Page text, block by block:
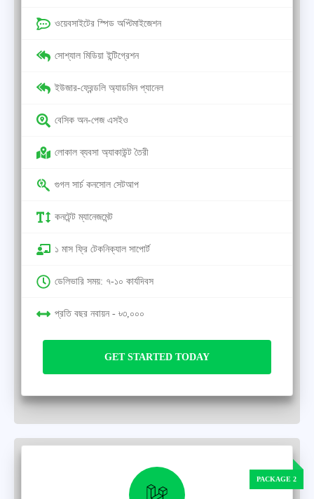
ওয়েবসাইটের স্পিড অপ্টিমাইজেশন
সোশ্যাল মিডিয়া ইন্টিগ্রেশন
ইউজার-ফ্রেন্ডলি অ্যাডমিন প্যানেল
বেসিক অন-পেজ এসইও
লোকাল ব্যবসা অ্যাকাউন্ট তৈরী
গুগল সার্চ কনসোল সেটআপ
কনটেন্ট ম্যানেজমেন্ট
১ মাস ফ্রি টেকনিক্যাল সাপোর্ট
ডেলিভারি সময়: ৭-১০ কার্যদিবস
প্রতি বছর নবায়ন - ৳৩,০০০
GET STARTED TODAY